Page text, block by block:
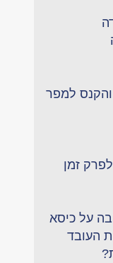
למפר
זמן
על כיסא
העובד